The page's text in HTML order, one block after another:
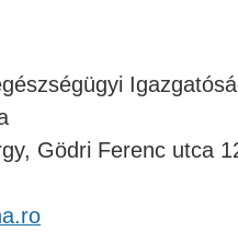
Gödri Ferenc utca